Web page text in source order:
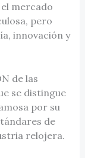
mercado
pero
innovación y
de las
se distingue
por su
de
relojera.